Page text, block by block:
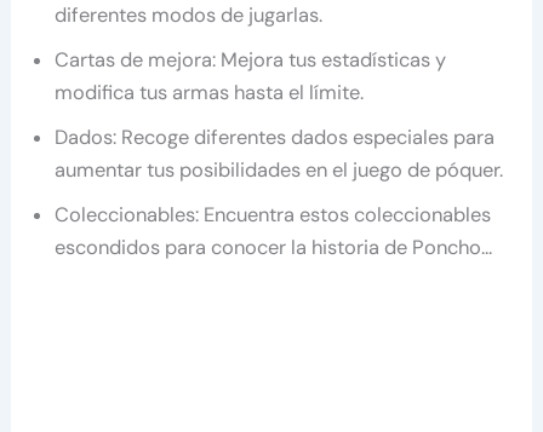
diferentes modos de jugarlas.
Cartas de mejora: Mejora tus estadísticas y
modifica tus armas hasta el límite.
Dados: Recoge diferentes dados especiales para
aumentar tus posibilidades en el juego de póquer.
Coleccionables: Encuentra estos coleccionables
escondidos para conocer la historia de Poncho…